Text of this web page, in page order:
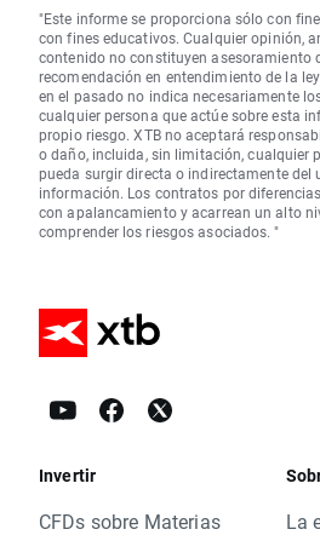
"Este informe se proporciona sólo con
con fines educativos. Cualquier opinión,
contenido no constituyen asesoramiento
recomendación en entendimiento de la
en el pasado no indica necesariamente
cualquier persona que actúe sobre esta
propio riesgo. XTB no aceptará
o daño, incluida, sin limitación, cualquier
pueda surgir directa o indirectamente del
información. Los contratos por
con apalancamiento y acarrean un alto
comprender los riesgos asociados. "
Invertir
CFDs sobre Materias
La